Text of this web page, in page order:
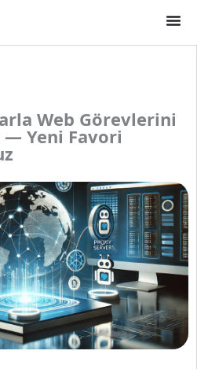
Web Görevlerini
Yeni Favori